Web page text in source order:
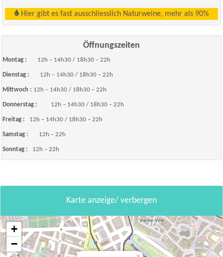
Hier gibt es fast ausschliesslich Naturweine, mehr als 90%
Öffnungszeiten
Montag : 12h – 14h30 / 18h30 – 22h
Dienstag : 12h – 14h30 / 18h30 – 22h
Mittwoch : 12h – 14h30 / 18h30 – 22h
Donnerstag : 12h – 14h30 / 18h30 – 22h
Freitag : 12h – 14h30 / 18h30 – 22h
Samstag : 12h – 22h
Sonntag : 12h – 22h
Karte anzeige/ verbergen
+
−